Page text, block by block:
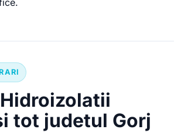
tot judetul Gorj